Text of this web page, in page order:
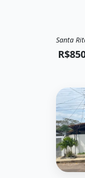
Venda
Santa